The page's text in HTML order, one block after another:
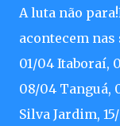
A luta não
acontecem
01/04 Itaboraí,
08/04 Tanguá,
Silva Jardim,